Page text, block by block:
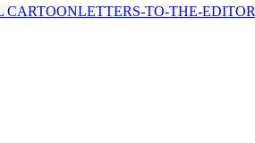
CARTOONLETTERS-TO-THE-EDITOR